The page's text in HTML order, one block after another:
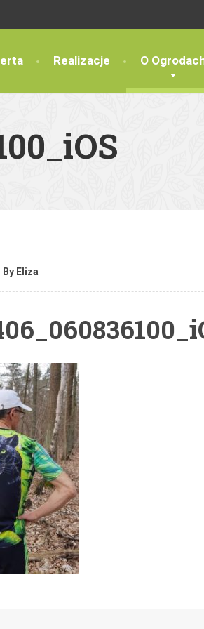
Realizacje O
By Eliza